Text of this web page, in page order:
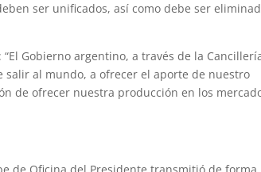
ser unificados, así como debe ser
: “El Gobierno argentino, a través de la
salir al mundo, a ofrecer el aporte de nuestro
de ofrecer nuestra producción en los